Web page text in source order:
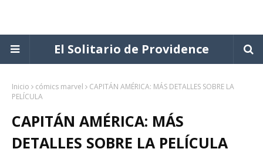
El Solitario de Providence
Inicio cómics marvel
CAPITÁN AMÉRICA: MÁS DETALLES SOBRE LA
PELÍCULA
CAPITÁN AMÉRICA: MÁS
DETALLES SOBRE LA PELÍCULA